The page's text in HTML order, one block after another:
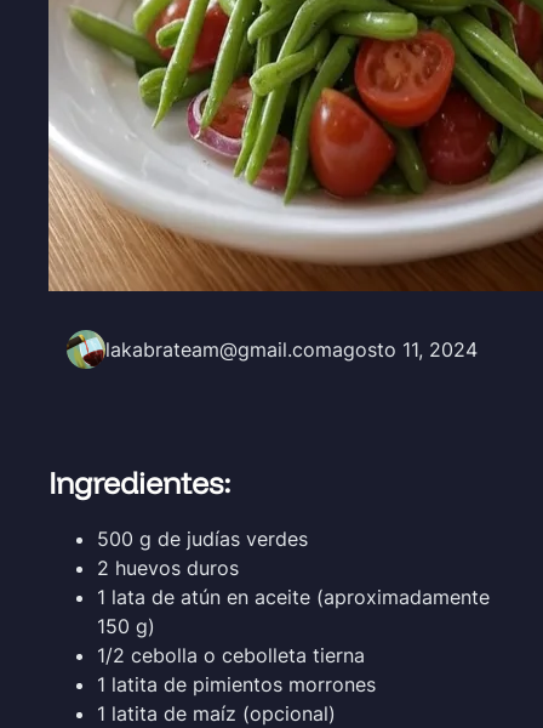
lakabrateam@gmail.comagosto 11, 2024
Ingredientes:
500 g de judías verdes
2 huevos duros
1 lata de atún en aceite (aproximadamente
150 g)
1/2 cebolla o cebolleta tierna
1 latita de pimientos morrones
1 latita de maíz (opcional)